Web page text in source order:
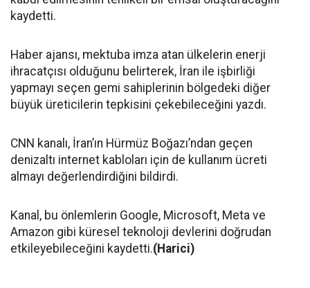
kaydetti.
Haber ajansı, mektuba imza atan ülkelerin enerji
ihracatçısı olduğunu belirterek, İran ile işbirliği
yapmayı seçen gemi sahiplerinin bölgedeki diğer
büyük üreticilerin tepkisini çekebileceğini yazdı.
CNN kanalı, İran’ın Hürmüz Boğazı’ndan geçen
denizaltı internet kabloları için de kullanım ücreti
almayı değerlendirdiğini bildirdi.
Kanal, bu önlemlerin Google, Microsoft, Meta ve
Amazon gibi küresel teknoloji devlerini doğrudan
etkileyebileceğini kaydetti.(Harici)